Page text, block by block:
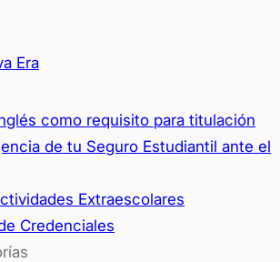
Era
como requisito para titulación
de tu Seguro Estudiantil ante el
Extraescolares
Credenciales